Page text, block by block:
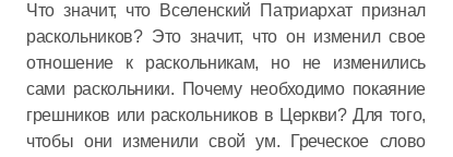
Что значит, что Вселенский Патриархат признал
раскольников? Это значит, что он изменил свое
отношение к раскольникам, но не изменились
сами раскольники. Почему необходимо покаяние
грешников или раскольников в Церкви? Для того,
чтобы они изменили свой ум. Греческое слово